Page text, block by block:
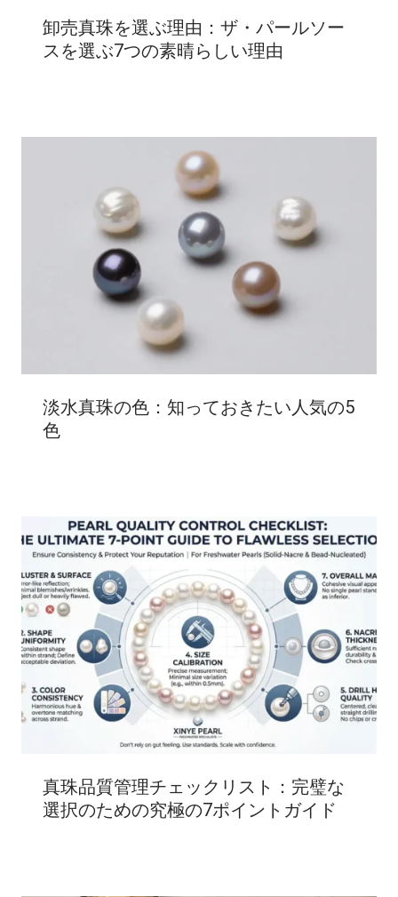
卸売真珠を選ぶ理由：ザ・パールソー
スを選ぶ7つの素晴らしい理由
淡水真珠の色：知っておきたい人気の5
色
真珠品質管理チェックリスト：完璧な
選択のための究極の7ポイントガイド